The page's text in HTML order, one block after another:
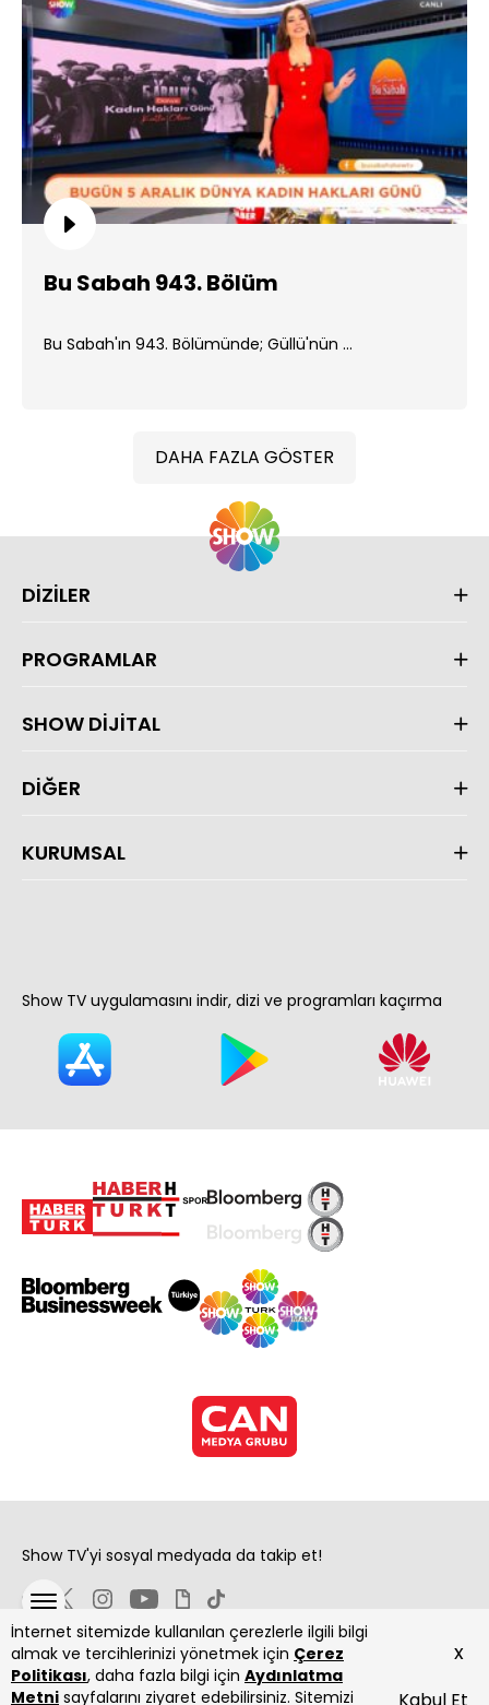
Bu Sabah 943. Bölüm
Bu Sabah'ın 943. Bölümünde; Güllü'nün ...
DAHA FAZLA GÖSTER
İnternet sitemizde kullanılan çerezlerle ilgili bilgi
almak ve tercihlerinizi yönetmek için Çerez
Politikası, daha fazla bilgi için Aydınlatma
Metni sayfalarını ziyaret edebilirsiniz. Sitemizi
x
DİZİLER
PROGRAMLAR
SHOW DİJİTAL
DİĞER
KURUMSAL
Show TV uygulamasını indir, dizi ve programları kaçırma
Show TV'yi sosyal medyada da takip et!